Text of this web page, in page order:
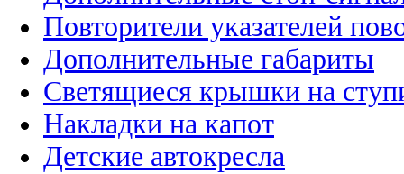
Повторители указателей
Дополнительные габариты
Светящиеся крышки на
Накладки на капот
Детские автокресла